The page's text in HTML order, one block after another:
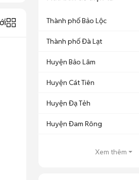
Thành phố Bảo Lộc
Thành phố Đà Lạt
Huyện Bảo Lâm
Huyện Cát Tiên
Huyện Đạ Tẻh
Huyện Đam Rông
Xem thêm